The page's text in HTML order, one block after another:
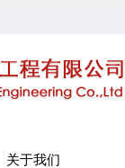
关于我们